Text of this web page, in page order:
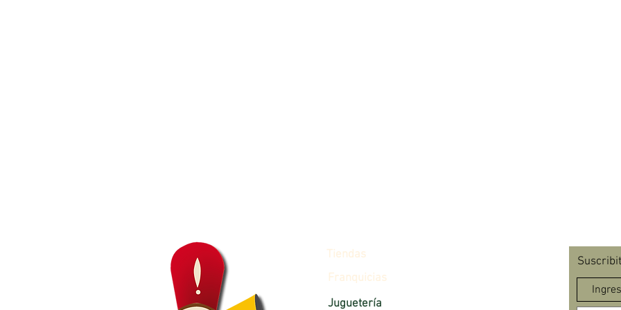
Tiendas
Franquicias
Juguetería